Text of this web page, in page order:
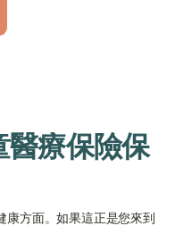
療保險保
康方面。如果這正是您來到